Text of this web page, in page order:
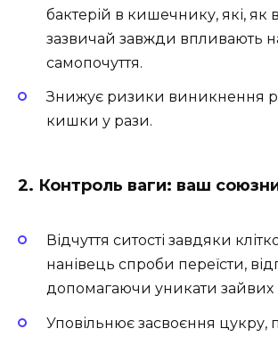
бактерій в кишечнику, які, як
зазвичай завжди впливають
самопочуття.
Знижує ризики виникнення
кишки у рази.
2. Контроль ваги: ваш
Відчуття ситості завдяки
нанівець спроби переїсти,
допомагаючи уникати зайвих
Уповільнює засвоєння цукру,